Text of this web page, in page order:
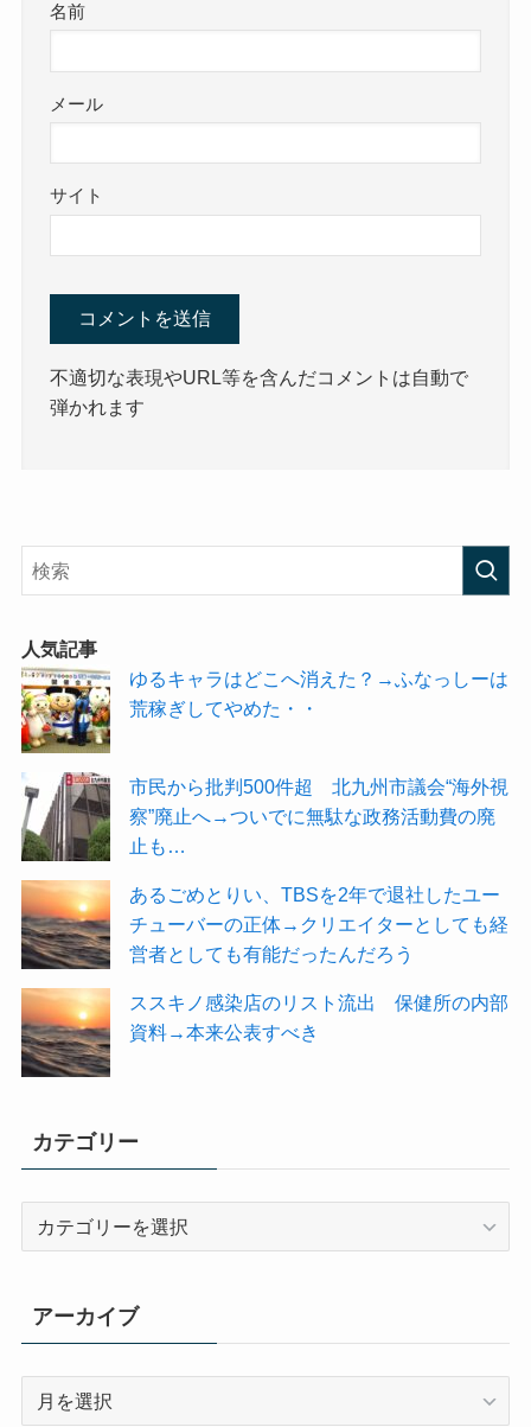
名前
メール
サイト
不適切な表現やURL等を含んだコメントは自動で
弾かれます
人気記事
ゆるキャラはどこへ消えた？→ふなっしーは
荒稼ぎしてやめた・・
市民から批判500件超 北九州市議会“海外視
察”廃止へ→ついでに無駄な政務活動費の廃
止も…
あるごめとりい、TBSを2年で退社したユー
チューバーの正体→クリエイターとしても経
営者としても有能だったんだろう
ススキノ感染店のリスト流出 保健所の内部
資料→本来公表すべき
カテゴリー
リ
ー
アーカイブ